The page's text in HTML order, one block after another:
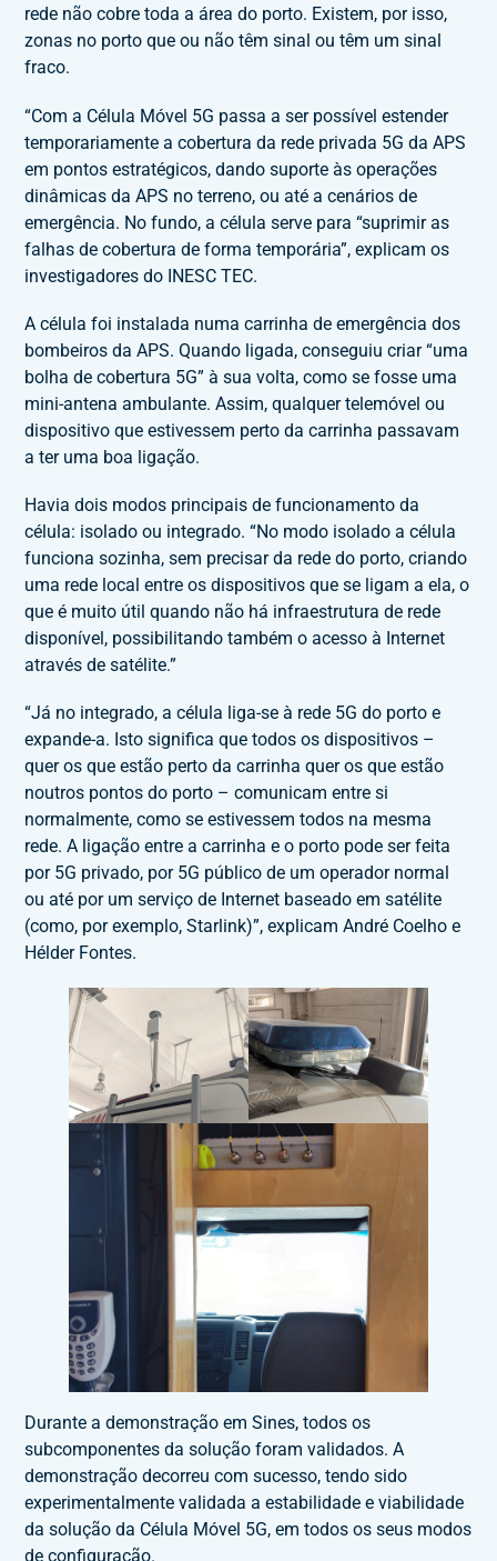
rede não cobre toda a área do porto. Existem, por isso,
zonas no porto que ou não têm sinal ou têm um sinal
fraco.
“Com a Célula Móvel 5G passa a ser possível estender
temporariamente a cobertura da rede privada 5G da APS
em pontos estratégicos, dando suporte às operações
dinâmicas da APS no terreno, ou até a cenários de
emergência. No fundo, a célula serve para “suprimir as
falhas de cobertura de forma temporária”, explicam os
investigadores do INESC TEC.
A célula foi instalada numa carrinha de emergência dos
bombeiros da APS. Quando ligada, conseguiu criar “uma
bolha de cobertura 5G” à sua volta, como se fosse uma
mini-antena ambulante. Assim, qualquer telemóvel ou
dispositivo que estivessem perto da carrinha passavam
a ter uma boa ligação.
Havia dois modos principais de funcionamento da
célula: isolado ou integrado. “No modo isolado a célula
funciona sozinha, sem precisar da rede do porto, criando
uma rede local entre os dispositivos que se ligam a ela, o
que é muito útil quando não há infraestrutura de rede
disponível, possibilitando também o acesso à Internet
através de satélite.”
“Já no integrado, a célula liga-se à rede 5G do porto e
expande-a. Isto significa que todos os dispositivos –
quer os que estão perto da carrinha quer os que estão
noutros pontos do porto – comunicam entre si
normalmente, como se estivessem todos na mesma
rede. A ligação entre a carrinha e o porto pode ser feita
por 5G privado, por 5G público de um operador normal
ou até por um serviço de Internet baseado em satélite
(como, por exemplo, Starlink)”, explicam André Coelho e
Hélder Fontes.
Durante a demonstração em Sines, todos os
subcomponentes da solução foram validados. A
demonstração decorreu com sucesso, tendo sido
experimentalmente validada a estabilidade e viabilidade
da solução da Célula Móvel 5G, em todos os seus modos
de configuração.